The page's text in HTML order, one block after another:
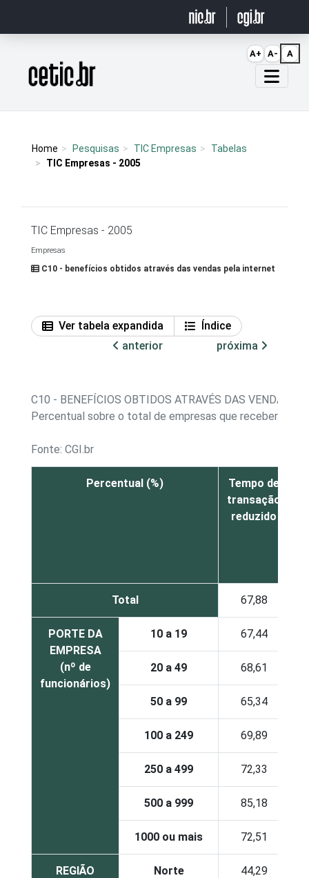
Página inicial
Home Pesquisas TIC Empresas
Tabelas
TIC Empresas - 2005
TIC Empresas - 2005
Empresas
C10 - benefícios obtidos através das vendas pela internet
Ver tabela expandida
Índice
anterior
próxima
C10 - BENEFÍCIOS OBTIDOS ATRAVÉS DAS VENDAS
Percentual sobre o total de empresas que receberam
Fonte: CGI.br
Percentual (%)
Tempo de
transação
reduzido
Total 67,88
PORTE DA
EMPRESA
(nº de
funcionários)
10 a 19 67,44
20 a 49 68,61
50 a 99 65,34
100 a 249 69,89
250 a 499 72,33
500 a 999 85,18
1000 ou mais 72,51
REGIÃO Norte 44,29
A+ A- A